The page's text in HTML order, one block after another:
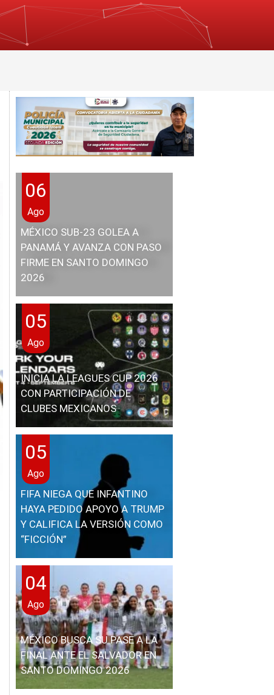
06
Ago
MÉXICO SUB-23 GOLEA A
PANAMÁ Y AVANZA CON PASO
FIRME EN SANTO DOMINGO
2026
05
Ago
INICIA LA LEAGUES CUP 2026
CON PARTICIPACIÓN DE
CLUBES MEXICANOS
05
Ago
FIFA NIEGA QUE INFANTINO
HAYA PEDIDO APOYO A TRUMP
Y CALIFICA LA VERSIÓN COMO
“FICCIÓN”
04
Ago
MÉXICO BUSCA SU PASE A LA
FINAL ANTE EL SALVADOR EN
SANTO DOMINGO 2026